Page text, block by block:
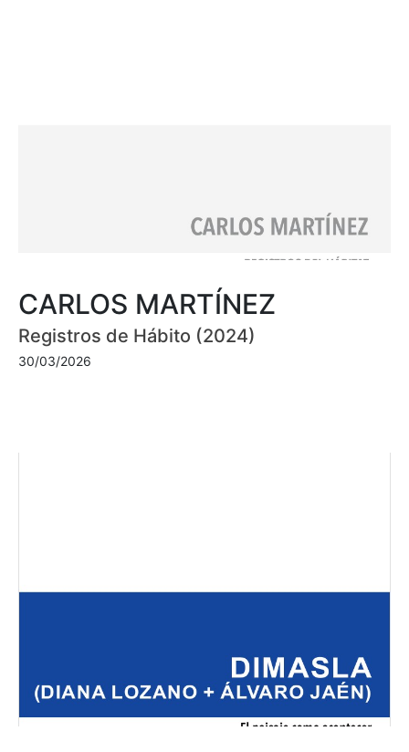
CARLOS MARTÍNEZ
Registros de Hábito (2024)
30/03/2026